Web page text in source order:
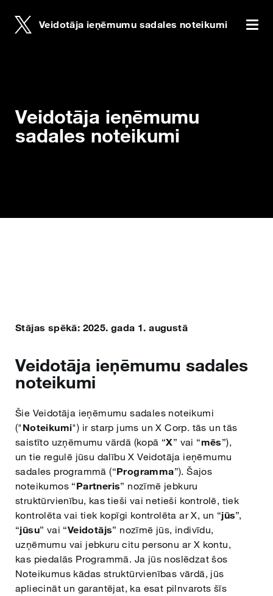
Veidotāja ieņēmumu sadales noteikumi
Veidotāja ieņēmumu sadales noteikumi
Lejupielādējiet Veidotāja ieņēmumu sadales
noteikumus
Veidotāja ieņēmumu
sadales noteikumi
Stājas spēkā: 2025. gada 1. augustā
Veidotāja ieņēmumu sadales
noteikumi
Šie Veidotāja ieņēmumu sadales noteikumi
(" Noteikumi") ir starp jums un X Corp. tās un tās
saistīto uzņēmumu vārdā (kopā “X” vai “mēs”),
un tie regulē jūsu dalību X Veidotāja ieņēmumu
sadales programmā (“Programma”). Šajos
noteikumos “Partneris” nozīmē jebkuru
struktūrvienību, kas tieši vai netieši kontrolē, tiek
kontrolēta vai tiek kopīgi kontrolēta ar X, un “jūs”,
“jūsu” vai “Veidotājs” nozīmē jūs, indivīdu,
uzņēmumu vai jebkuru citu personu ar X kontu,
kas piedalās Programmā. Ja jūs noslēdzat šos
Noteikumus kādas struktūrvienības vārdā, jūs
apliecināt un garantējat, ka esat pilnvarots šīs
Deutsch
Français
Русский
العربية
Bahasa Indonesia
Türkçe
简体中文
Čeština